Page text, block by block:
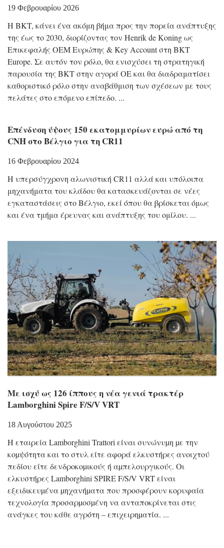
19 Φεβρουαρίου 2026
Η BKT, κάνει ένα ακόμη βήμα προς την πορεία ανάπτυξης
της έως το 2030, διορίζοντας τον Henrik de Koning ως
Επικεφαλής OEM Ευρώπης & Key Account στη BKT
Europe. Σε αυτόν τον ρόλο, θα ενισχύσει τη στρατηγική
παρουσία της BKT στην αγορά OE και θα διαδραματίσει
καθοριστικό ρόλο στην αναβάθμιση των σχέσεων με τους
πελάτες στο επόμενο επίπεδο.
Επένδυση ύψους 150 εκατομμυρίων ευρώ από τη
CNH στο Βέλγιο για τη CR11
16 Φεβρουαρίου 2024
Η υπερσύγχρονη αλωνιστική CR11 αλλά και υπόλοιπα
μηχανήματα του κλάδου θα κατασκευάζονται σε νέες
εγκαταστάσεις στο Βέλγιο, εκεί όπου θα βρίσκεται όμως
και ένα τμήμα έρευνας και ανάπτυξης του ομίλου.
Με ισχύ ως 126 ίππους η νέα γενιά τρακτέρ
Lamborghini Spire F/S/V VRT
18 Αυγούστου 2025
Η εταιρεία Lamborghini Trattori είναι συνώνυµη µε την
κοµψότητα και το στυλ είτε αφορά ελκυστήρες ανοιχτού
πεδίου είτε δενδροκοµικούς ή αµπελουργικούς. Οι
ελκυστήρες Lamborghini SPIRE F/S/V VRT είναι
εξειδικευµένα µηχανήµατα που προσφέρουν κορυφαία
τεχνολογία προσαρµοσµένη να ανταποκρίνεται στις
ανάγκες του κάθε αγρότη – επιχειρηµατία.